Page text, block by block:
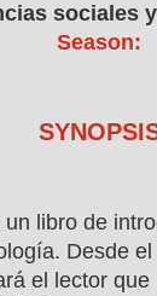
sociales
Season:
un libro de
Desde
el lector que